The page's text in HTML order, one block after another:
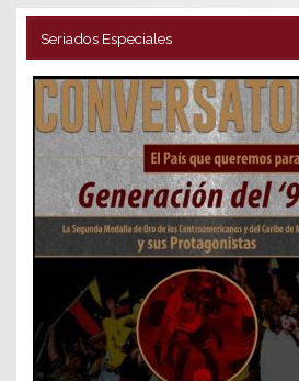
Seriados Especiales